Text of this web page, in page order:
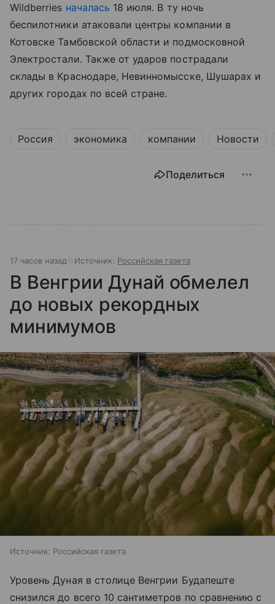
Wildberries началась 18 июля. В ту ночь
беспилотники атаковали центры компании в
Котовске Тамбовской области и подмосковной
Электростали. Также от ударов пострадали
склады в Краснодаре, Невинномысске, Шушарах и
других городах по всей стране.
Россия экономика компании Новости
Поделиться
17 часов назад Источник: Российская газета
В Венгрии Дунай обмелел
до новых рекордных
минимумов
Источник: Российская газета
Уровень Дуная в столице Венгрии Будапеште
снизился до всего 10 сантиметров по сравнению с